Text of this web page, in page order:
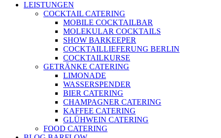
LEISTUNGEN
COCKTAIL CATERING
MOBILE COCKTAILBAR
MOLEKULAR COCKTAILS
SHOW BARKEEPER
COCKTAILLIEFERUNG BERLIN
COCKTAILKURSE
GETRÄNKE CATERING
LIMONADE
WASSERSPENDER
BIER CATERING
CHAMPAGNER CATERING
KAFFEE CATERING
GLÜHWEIN CATERING
FOOD CATERING